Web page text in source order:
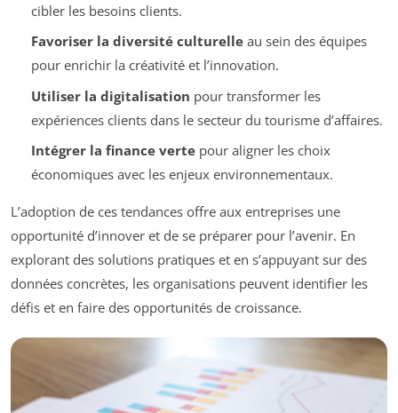
cibler les besoins clients.
Favoriser la diversité culturelleau sein des équipes
pour enrichir la créativité et l’innovation.
Utiliser la digitalisation pour transformer les
expériences clients dans le secteur du tourisme d’affaires.
Intégrer la finance vertepour aligner les choix
économiques avec les enjeux environnementaux.
L’adoption de ces tendances offre aux entreprises une
opportunité d’innover et de se préparer pour l’avenir. En
explorant des solutions pratiques et en s’appuyant sur des
données concrètes, les organisations peuvent identifier les
défis et en faire des opportunités de croissance.